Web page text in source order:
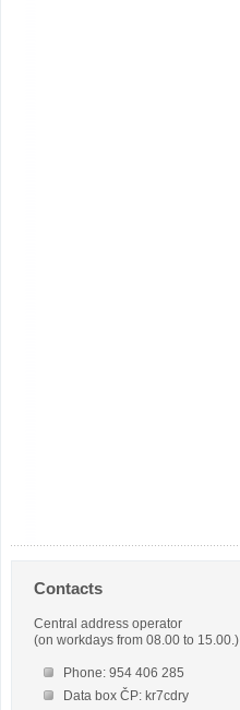
Contacts
Central address operator
(on workdays from 08.00 to 15.00.)
Phone: 954 406 285
Data box ČP: kr7cdry